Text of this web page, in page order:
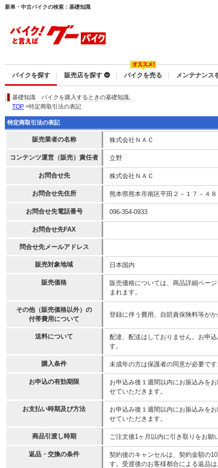
新車・中古バイクの検索：基礎知識
バイクを探す 販売店を探す バイクを売る メンテナンス
基礎知識 バイクを購入するときの基礎知識。
TOP >特定商取引法の表記
特定商取引法の表記
販売業者の名称 株式会社ＮＡＣ
コンテンツ運営（販売）責任者 立野
お問合せ先 株式会社ＮＡＣ
お問合せ先住所 熊本県熊本市南区平田２－１７－４８
お問合せ先電話番号 096-354-0933
お問合せ先FAX
問合せ先メールアドレス
販売対象地域 日本国内
販売価格
販売価格については、商品詳細ペー
まれます。
その他（販売価格以外）の
付帯費用について
登録に伴う費用、自賠責保険料等が
送料について
配達、配送はしておりません。お申
す。
購入条件 未成年の方は保護者の同意が必要で
お申込の有効期限
お申込み後１週間以内にお振込みを
せていただきます。
お支払い時期及び方法
お申込み後１週間以内にお振込みを
せていただきます。
商品引渡し時期 ご注文後1ヶ月以内に引き取りをお願
返品・交換の条件
契約後のキャンセルは、契約金額の
す。受渡後のお客様都合による返品